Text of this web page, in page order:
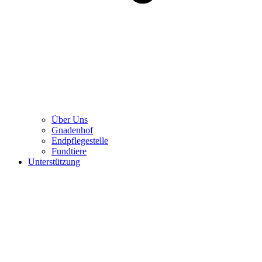
Über Uns
Gnadenhof
Endpflegestelle
Fundtiere
Unterstützung